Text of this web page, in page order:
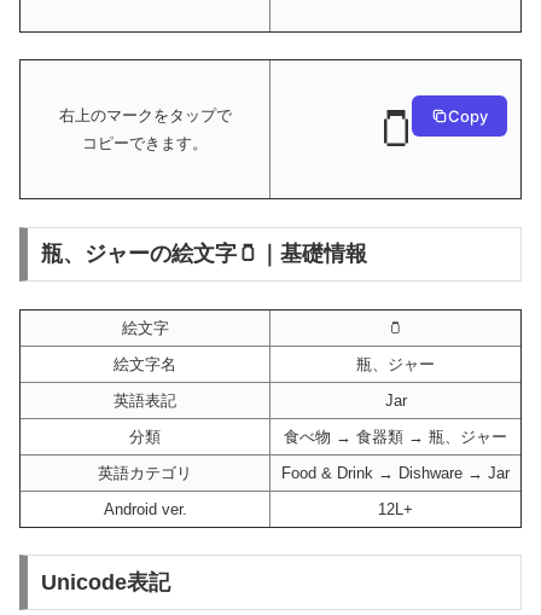
右上のマークをタップで
コピーできます。
🫙 Copy
瓶、ジャーの絵文字🫙｜基礎情報
絵文字
🫙
絵文字名
瓶、ジャー
英語表記
Jar
分類
食べ物 → 食器類 → 瓶、ジャー
英語カテゴリ
Food & Drink → Dishware → Jar
Android ver.
12L+
Unicode表記